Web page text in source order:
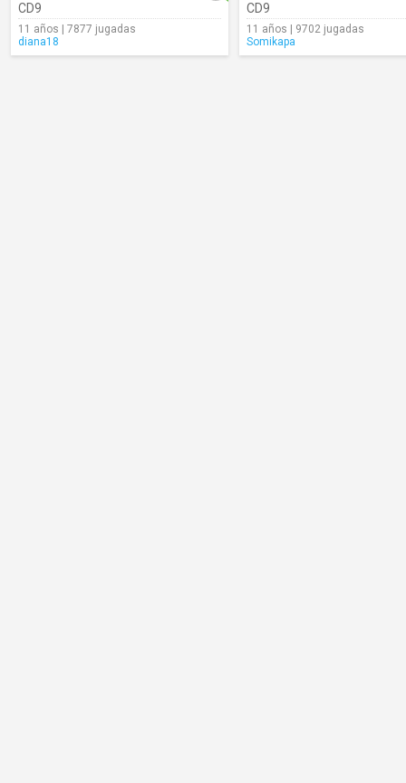
CD9
11 años | 7877 jugadas
diana18
CD9
11 años | 9702 jugadas
Somikapa